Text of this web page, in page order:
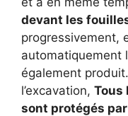
devant les
progressivement,
automatiquement
également
l’excavation, Tous
sont protégés